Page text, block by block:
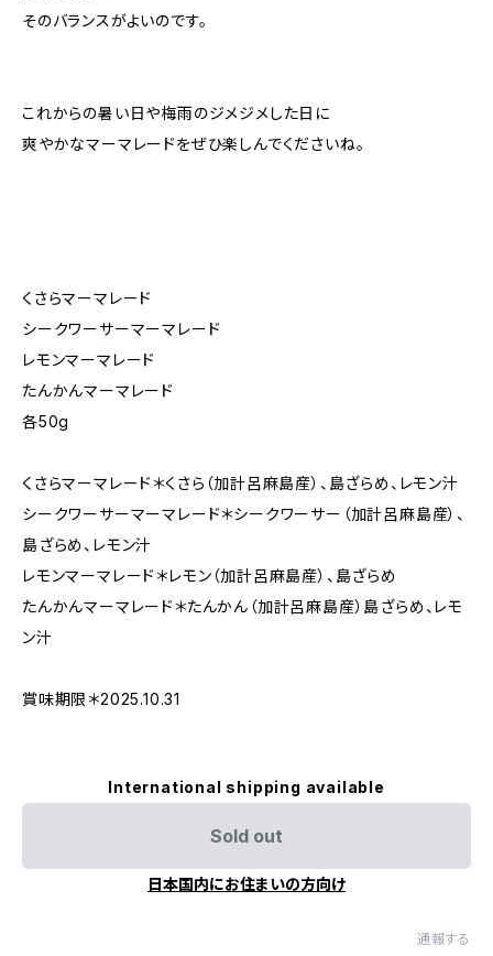
そのバランスがよいのです。
これからの暑い日や梅雨のジメジメした日に
爽やかなマーマレードをぜひ楽しんでくださいね。
くさらマーマレード
シークワーサーマーマレード
レモンマーマレード
たんかんマーマレード
各50g
くさらマーマレード＊くさら（加計呂麻島産）、島ざらめ、レモン汁
シークワーサーマーマレード＊シークワーサー（加計呂麻島産）、
島ざらめ、レモン汁
レモンマーマレード＊レモン（加計呂麻島産）、島ざらめ
たんかんマーマレード＊たんかん（加計呂麻島産）島ざらめ、レモ
ン汁
賞味期限＊2025.10.31
International shipping available
Sold out
日本国内にお住まいの方向け
通報する